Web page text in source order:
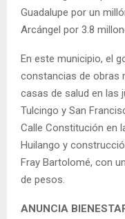
Guadalupe por un
Arcángel por 3.8
En este municipio, el
constancias de obras
casas de salud en las
Tulcingo y San
Calle Constitución en
Huilango y
Fray Bartolomé, con
de pesos.
ANUNCIA